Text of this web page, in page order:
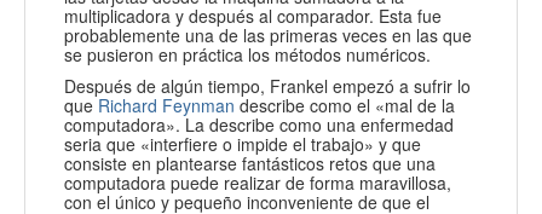
multiplicadora y después al comparador. Esta fue
probablemente una de las primeras veces en las que
se pusieron en práctica los métodos numéricos.
Después de algún tiempo, Frankel empezó a sufrir lo
que Richard Feynman describe como el «mal de la
computadora». La describe como una enfermedad
seria que «interfiere o impide el trabajo» y que
consiste en plantearse fantásticos retos que una
computadora puede realizar de forma maravillosa,
con el único y pequeño inconveniente de que el